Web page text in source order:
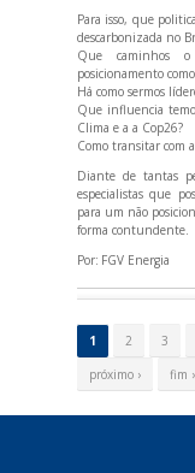
Para isso, que
descarbonizada no
Que caminhos
posicionamento
Há como sermos
Que influencia
Clima e a a Cop26?
Como transitar com
Diante de tantas
especialistas que
para um não
forma contundente.
Por: FGV Energia
á
1 2 3
próximo › fim